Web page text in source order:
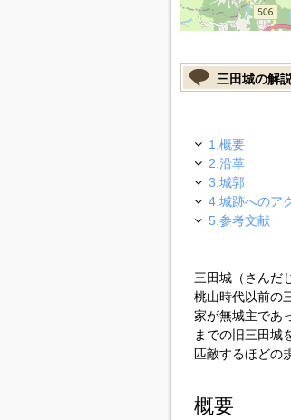
三田城の解
1.概要
2.沿革
3.城郭
4.城跡へのア
5.参考文献
三田城（さんだ
桃山時代以前の
家が無城主であ
までの旧三田城
匹敵するほどの
概要